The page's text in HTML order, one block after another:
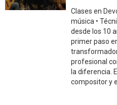
Clases en
música •
desde los 10
primer paso
profesional
la diferencia.
compositor y